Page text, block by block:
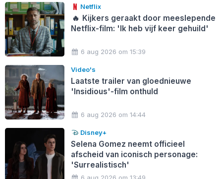
Netflix
🔥 Kijkers geraakt door meeslepende
Netflix-film: 'Ik heb vijf keer gehuild'
6 aug 2026 om 15:39
Video's
Laatste trailer van gloednieuwe
'Insidious'-film onthuld
6 aug 2026 om 14:44
Disney+
Selena Gomez neemt officieel
afscheid van iconisch personage:
'Surrealistisch'
6 aug 2026 om 13:49